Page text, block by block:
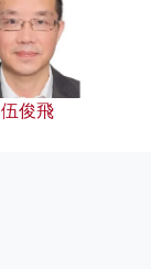
伍俊飛